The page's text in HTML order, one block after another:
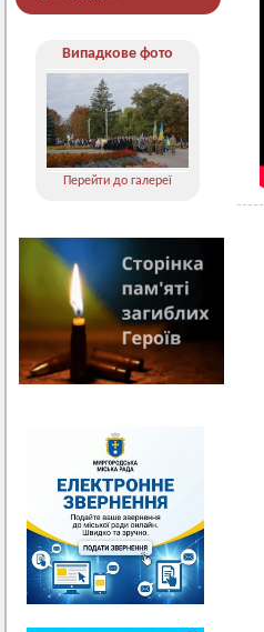
Випадкове фото
Перейти до галереї